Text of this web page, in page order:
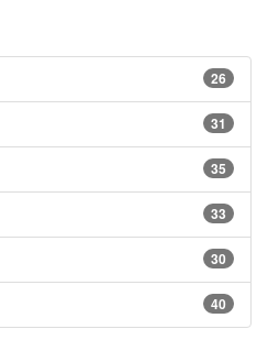
26
31
35
33
30
40